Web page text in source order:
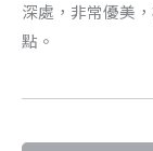
深處，非常優美
點。